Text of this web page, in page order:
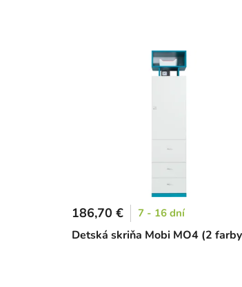
Detská skriňa Mobi MO4 (2
186,70 € 7 - 16 dní